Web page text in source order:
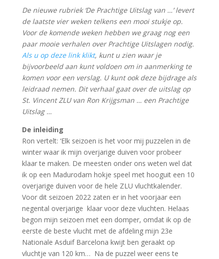
De nieuwe rubriek ‘De Prachtige Uitslag van …’ levert
de laatste vier weken telkens een mooi stukje op.
Voor de komende weken hebben we graag nog een
paar mooie verhalen over Prachtige Uitslagen nodig.
Als u op deze link klikt, kunt u zien waar je
bijvoorbeeld aan kunt voldoen om in aanmerking te
komen voor een verslag. U kunt ook deze bijdrage als
leidraad nemen. Dit verhaal gaat over de uitslag op
St. Vincent ZLU van Ron Krijgsman … een Prachtige
Uitslag …
De inleiding
Ron vertelt: ‘Elk seizoen is het voor mij puzzelen in de
winter waar ik mijn overjarige duiven voor probeer
klaar te maken. De meesten onder ons weten wel dat
ik op een Madurodam hokje speel met hooguit een 10
overjarige duiven voor de hele ZLU vluchtkalender.
Voor dit seizoen 2022 zaten er in het voorjaar een
negental overjarige klaar voor deze vluchten. Helaas
begon mijn seizoen met een domper, omdat ik op de
eerste de beste vlucht met de afdeling mijn 23e
Nationale Asduif Barcelona kwijt ben geraakt op
vluchtje van 120 km… Na de puzzel weer eens te